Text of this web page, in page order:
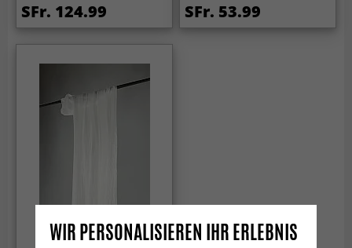
SFr. 124.99 SFr. 53.99
WIR PERSONALISIEREN IHR ERLEBNIS